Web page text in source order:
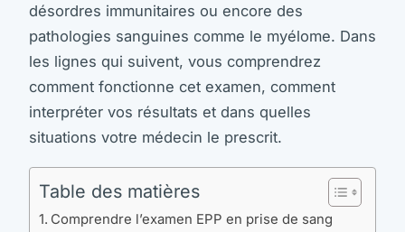
désordres immunitaires ou encore des
pathologies sanguines comme le myélome. Dans
les lignes qui suivent, vous comprendrez
comment fonctionne cet examen, comment
interpréter vos résultats et dans quelles
situations votre médecin le prescrit.
Table des matières
Comprendre l’examen EPP en prise de sang